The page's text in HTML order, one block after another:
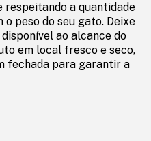
a quantidade
o peso do seu gato. Deixe
ao alcance do
em local fresco e seco,
fechada para garantir a